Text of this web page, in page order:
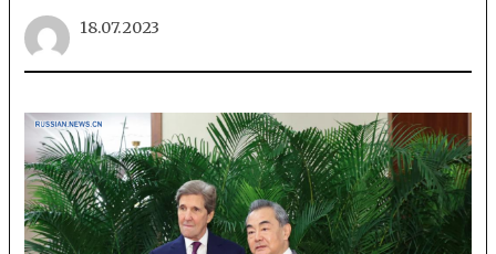
18.07.2023